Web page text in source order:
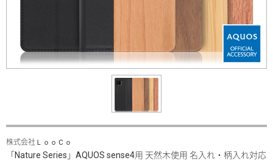
株式会社ＬｏｏＣｏ
「Nature Series」AQUOS sense4用 天然木使用 名入れ・柄入れ対応